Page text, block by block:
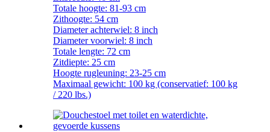
Totale hoogte: 81-93 cm
Zithoogte: 54 cm
Diameter achterwiel: 8 inch
Diameter voorwiel: 8 inch
Totale lengte: 72 cm
Zitdiepte: 25 cm
Hoogte rugleuning: 23-25 ​​cm
Maximaal gewicht: 100 kg (conservatief: 100 kg
/ 220 lbs.)